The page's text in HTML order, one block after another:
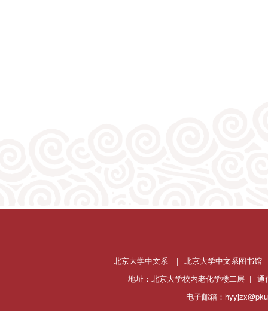
北京大学中文系 | 北京大学中文系图书馆
地址：北京大学校内老化学楼二层 | 通
电子邮箱：